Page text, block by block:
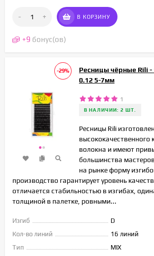
- + В КОРЗИНУ
+9 бонус(ов)
-29%
Ресницы чёрные Rili -
0.12 5-7мм
1
В НАЛИЧИИ: 2 ШТ.
Ресницы Rili
высококачественного
волокна и имеют
большинства
на рынке форму
производство гарантирует уровень
отличается стабильностью в изгибах,
толщиной в палетке, ровными...
Изгиб
D
Кол-во линий
16 линий
Тип
MIX